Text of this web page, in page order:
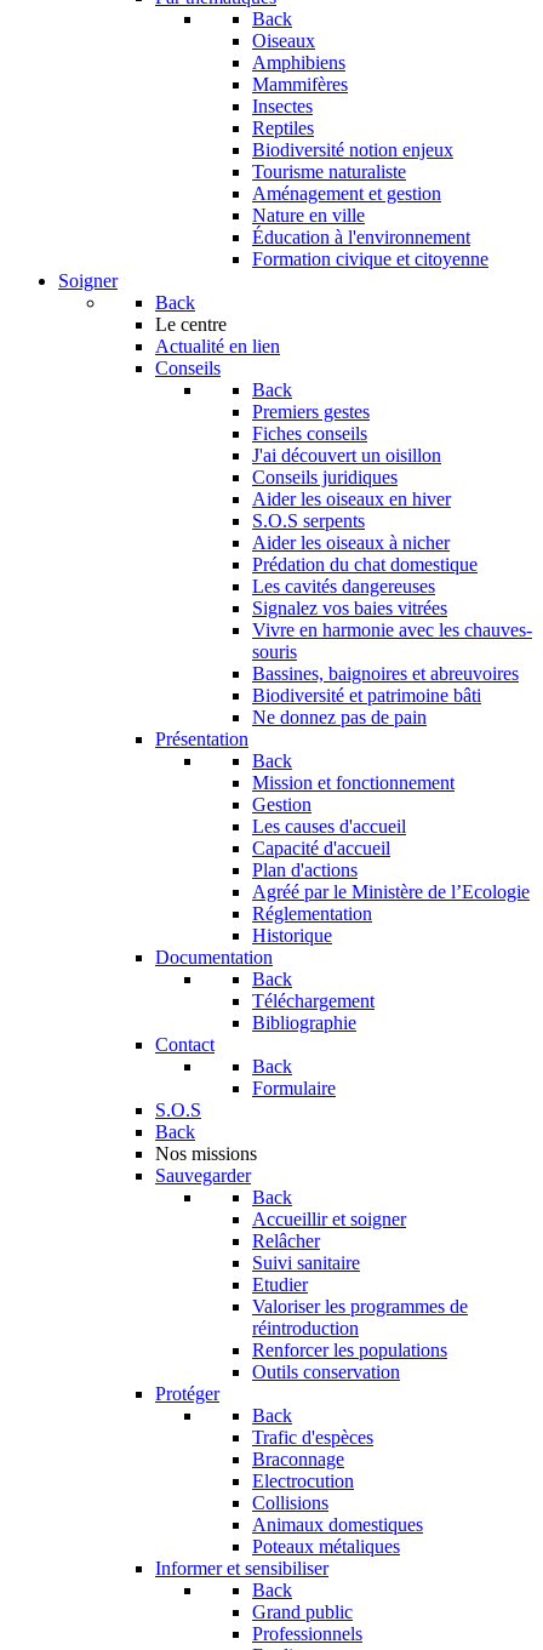
Back
Oiseaux
Amphibiens
Mammifères
Insectes
Reptiles
Biodiversité notion enjeux
Tourisme naturaliste
Aménagement et gestion
Nature en ville
Éducation à l'environnement
Formation civique et citoyenne
Soigner
Back
Le centre
Actualité en lien
Conseils
Back
Premiers gestes
Fiches conseils
J'ai découvert un oisillon
Conseils juridiques
Aider les oiseaux en hiver
S.O.S serpents
Aider les oiseaux à nicher
Prédation du chat domestique
Les cavités dangereuses
Signalez vos baies vitrées
Vivre en harmonie avec les chauves-
souris
Bassines, baignoires et abreuvoires
Biodiversité et patrimoine bâti
Ne donnez pas de pain
Présentation
Back
Mission et fonctionnement
Gestion
Les causes d'accueil
Capacité d'accueil
Plan d'actions
Agréé par le Ministère de l’Ecologie
Réglementation
Historique
Documentation
Back
Téléchargement
Bibliographie
Contact
Back
Formulaire
S.O.S
Back
Nos missions
Sauvegarder
Back
Accueillir et soigner
Relâcher
Suivi sanitaire
Etudier
Valoriser les programmes de
réintroduction
Renforcer les populations
Outils conservation
Protéger
Back
Trafic d'espèces
Braconnage
Electrocution
Collisions
Animaux domestiques
Poteaux métaliques
Informer et sensibiliser
Back
Grand public
Professionnels